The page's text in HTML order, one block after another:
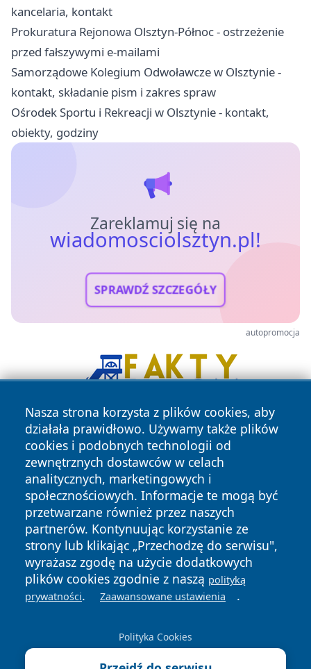
kancelaria, kontakt
Prokuratura Rejonowa Olsztyn-Północ - ostrzeżenie
przed fałszywymi e-mailami
Samorządowe Kolegium Odwoławcze w Olsztynie -
kontakt, składanie pism i zakres spraw
Ośrodek Sportu i Rekreacji w Olsztynie - kontakt,
obiekty, godziny
Zareklamuj się na
wiadomosciolsztyn.pl!
SPRAWDŹ SZCZEGÓŁY
autopromocja
Nasza strona korzysta z plików cookies, aby
działała prawidłowo. Używamy także plików
cookies i podobnych technologii od
zewnętrznych dostawców w celach
analitycznych, marketingowych i
społecznościowych. Informacje te mogą być
przetwarzane również przez naszych
partnerów. Kontynuując korzystanie ze
strony lub klikając „Przechodzę do serwisu",
wyrażasz zgodę na użycie dodatkowych
plików cookies zgodnie z naszą polityką
prywatności. Zaawansowane ustawienia .
Polityka Cookies
Copyright © 2026 wiadomosciolsztyn.pl Wszystkie prawa
zastrzeżone.
News Autorzy
Polityka
Prywatności
Polityka
Cookies